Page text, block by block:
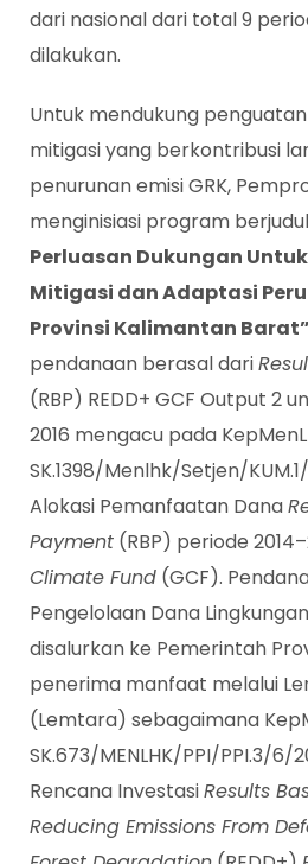
dari nasional dari total 9
dilakukan.
Untuk mendukung
mitigasi yang berkontribusi
penurunan emisi GRK,
menginisiasi program berjudul
Perluasan Dukungan
Mitigasi dan Adaptasi
Provinsi Kalimantan Barat”
pendanaan berasal dari
(RBP) REDD+ GCF Output 2
2016 mengacu pada
SK.1398/Menlhk/Setjen/
Alokasi Pemanfaatan Dana
Payment (RBP) periode
Climate Fund (GCF).
Pengelolaan Dana
disalurkan ke Pemerintah
penerima manfaat melalui
(Lemtara) sebagaimana
SK.673/MENLHK/PPI/PPI.3/6/
Rencana InvestasiResults
Reducing Emissions From